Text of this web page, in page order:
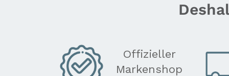
Offizieller
Markenshop